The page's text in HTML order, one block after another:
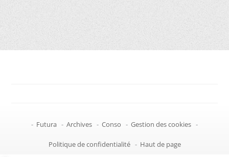
- Futura - Archives - Conso - Gestion des cookies -
Politique de confidentialité - Haut de page